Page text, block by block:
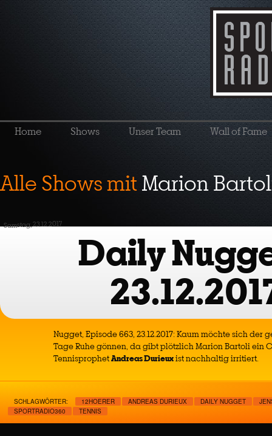
Home Shows Unser Team Wall of Fame
Alle Shows mitMarion
Samstag, 23.12.2017
Daily
Nugget, Episode 663, 23.12.2017: Kaum möchte sich der
Tage Ruhe gönnen, da gibt plötzlich Marion Bartoli ein
TennisprophetAndreas Durieuxist nachhaltig irritiert.
SCHLAGWÖRTER: 12HOERER ANDREAS DURIEUX DAILY NUGGET
SPORTRADIO360
TENNIS